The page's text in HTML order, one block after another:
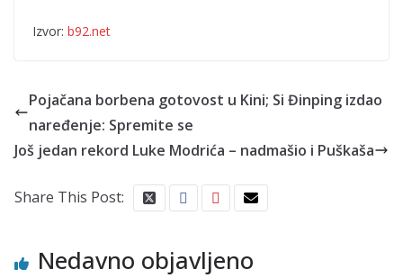
Izvor: b92.net
Pojačana borbena gotovost u Kini; Si Đinping izdao
naređenje: Spremite se
Još jedan rekord Luke Modrića – nadmašio i Puškaša
Share This Post:
Nedavno objavljeno